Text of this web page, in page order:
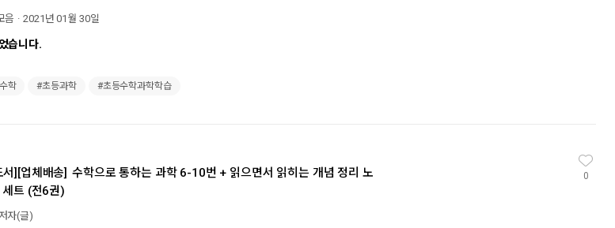
음 2021년 01월 30일
습니다.
학 #초등과학 #초등수학과학학습
서][업체배송] 수학으로 통하는 과학 6-10번 + 읽으면서 읽히는 개념 정리 노
트 (전6권)
저자(글)
0